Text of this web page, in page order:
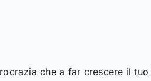
che a far crescere il